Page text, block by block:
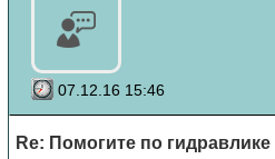
07.12.16 15:46
Re: Помогите по гидравлике